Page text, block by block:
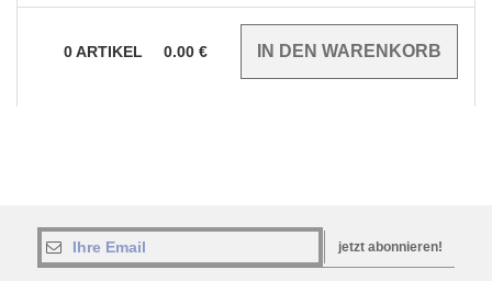
0ARTIKEL 0.00 €
jetzt abonnieren!